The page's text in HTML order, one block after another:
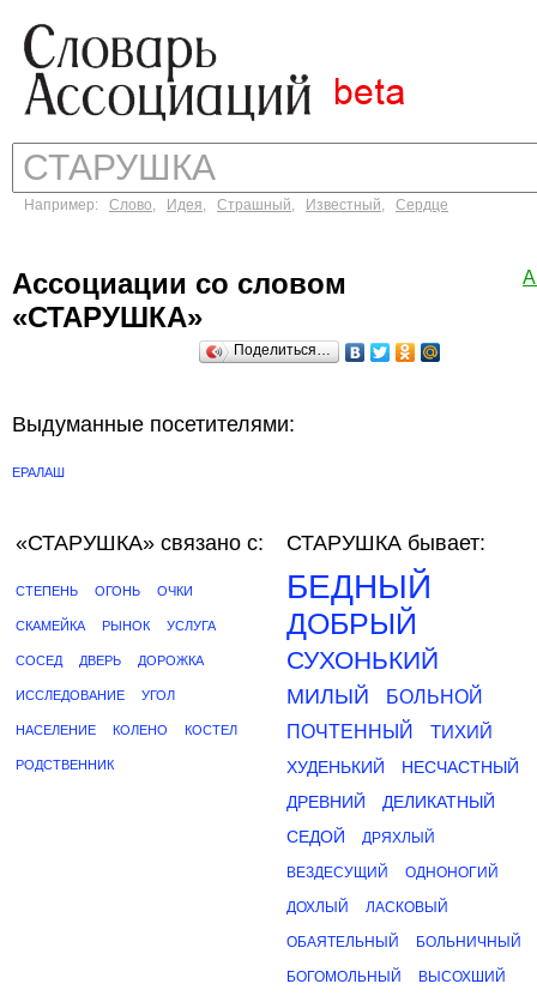
Например: Слово, Идея, Страшный, Известный, Сердце
Ассоциации со словом
«СТАРУШКА»
Поделиться…
Выдуманные посетителями:
ЕРАЛАШ
«СТАРУШКА» связано с:
СТЕПЕНЬ ОГОНЬ ОЧКИ
СКАМЕЙКА РЫНОК УСЛУГА
СОСЕД ДВЕРЬ ДОРОЖКА
ИССЛЕДОВАНИЕ УГОЛ
НАСЕЛЕНИЕ КОЛЕНО КОСТЕЛ
РОДСТВЕННИК
СТАРУШКА бывает:
БЕДНЫЙ
ДОБРЫЙ
СУХОНЬКИЙ
МИЛЫЙ
БОЛЬНОЙ
ПОЧТЕННЫЙ
ТИХИЙ
ХУДЕНЬКИЙ
НЕСЧАСТНЫЙ
ДРЕВНИЙ
ДЕЛИКАТНЫЙ
СЕДОЙ
ДРЯХЛЫЙ
ВЕЗДЕСУЩИЙ ОДНОНОГИЙ
ДОХЛЫЙ ЛАСКОВЫЙ
ОБАЯТЕЛЬНЫЙ БОЛЬНИЧНЫЙ
БОГОМОЛЬНЫЙ ВЫСОХШИЙ